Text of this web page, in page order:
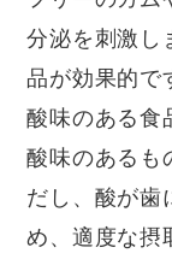
分泌を刺激し
品が効果的で
酸味のある食
酸味のあるも
だし、酸が歯
め、適度な摂